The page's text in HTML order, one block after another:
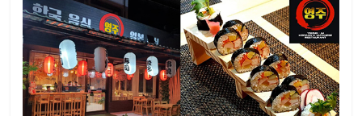
ธุรกิจ
SME
แห่ง
ประเทศไทย,
ThaiSMEsCenter,
รวม